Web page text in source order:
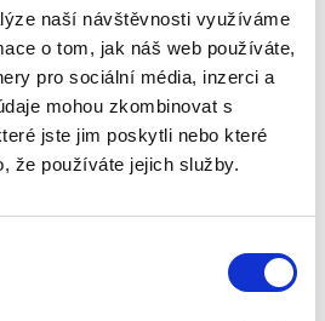
naší návštěvnosti využíváme
o tom, jak náš web používáte,
pro sociální média, inzerci a
mohou zkombinovat s
jste jim poskytli nebo které
že používáte jejich služby.
uceleným způsobem
podpory, které je, přes
pro právní i ekonomickou
české odborné literatuře jen
Náhrada škody